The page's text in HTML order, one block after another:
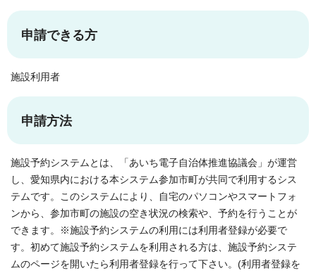
申請できる方
施設利用者
申請方法
施設予約システムとは、「あいち電子自治体推進協議会」が運営
し、愛知県内における本システム参加市町が共同で利用するシス
テムです。このシステムにより、自宅のパソコンやスマートフォ
ンから、参加市町の施設の空き状況の検索や、予約を行うことが
できます。※施設予約システムの利用には利用者登録が必要で
す。初めて施設予約システムを利用される方は、施設予約システ
ムのページを開いたら利用者登録を行って下さい。(利用者登録を